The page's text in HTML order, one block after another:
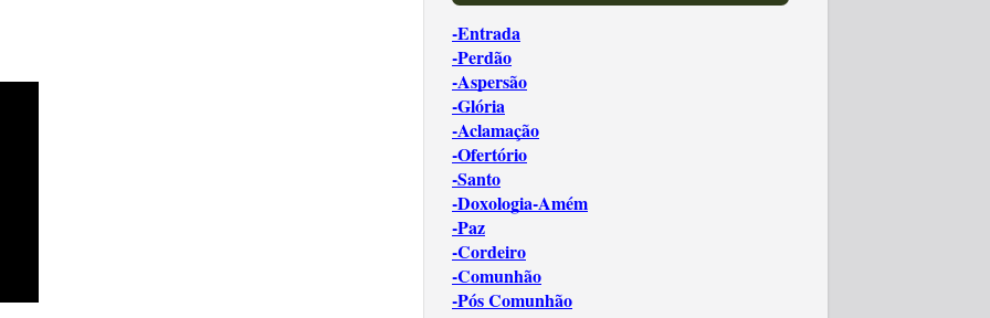
-Entrada
-Perdão
-Aspersão
-Glória
-Aclamação
-Ofertório
-Santo
-Doxologia-Amém
-Paz
-Cordeiro
-Comunhão
-Pós Comunhão